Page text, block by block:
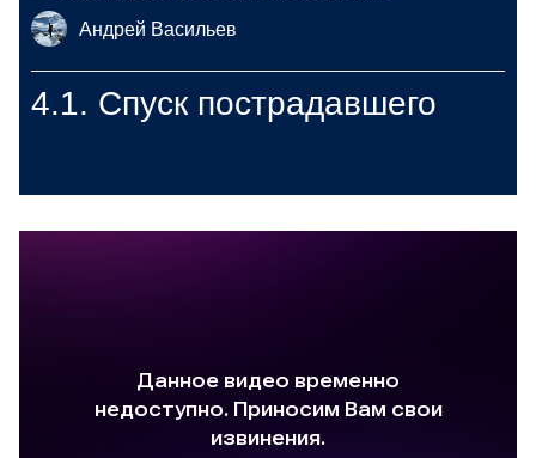
Андрей Васильев
4.1. Спуск пострадавшего